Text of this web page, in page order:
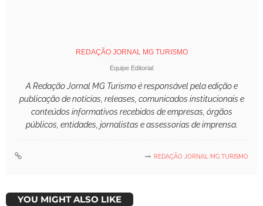
REDAÇÃO JORNAL MG TURISMO
Equipe Editorial
A Redação Jornal MG Turismo é responsável pela edição e
publicação de notícias, releases, comunicados institucionais e
conteúdos informativos recebidos de empresas, órgãos
públicos, entidades, jornalistas e assessorias de imprensa.
REDAÇÃO JORNAL MG TURISMO
YOU MIGHT ALSO LIKE